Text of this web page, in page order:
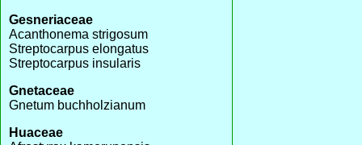
Gesneriaceae
Acanthonema strigosum
Streptocarpus elongatus
Streptocarpus insularis
Gnetaceae
Gnetum buchholzianum
Huaceae